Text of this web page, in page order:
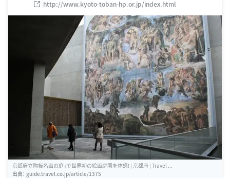
http://www.kyoto-toban-hp.or.jp/index.html
京都府立陶板名画の庭」で世界初の絵画庭園を体感! | 京都府 | Travel ...
出典： guide.travel.co.jp/article/1375